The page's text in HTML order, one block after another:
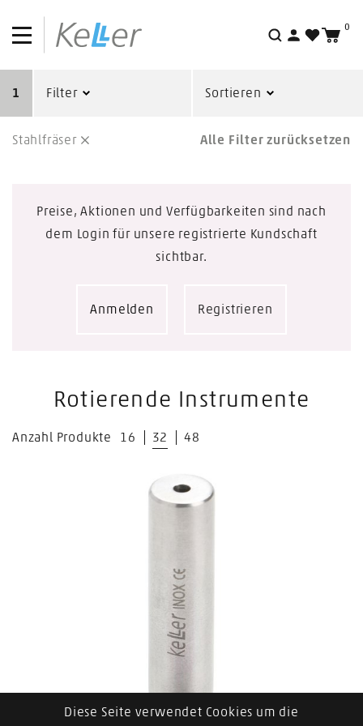
Suche
0
1 Filter Sortieren
Stahlfräser Alle Filter zurücksetzen
Preise, Aktionen und Verfügbarkeiten sind nach
dem Login für unsere registrierte Kundschaft
sichtbar.
Anmelden Registrieren
Rotierende Instrumente
Anzahl Produkte 16 32 48
Diese Seite verwendet Cookies um die